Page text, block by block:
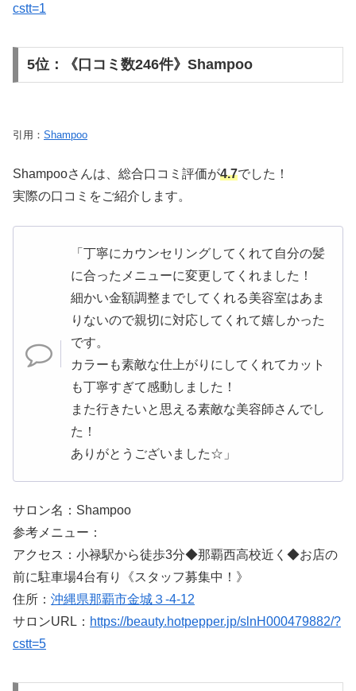
cstt=1
5位：《口コミ数246件》Shampoo
引用： Shampoo
Shampooさんは、総合口コミ評価が4.7でした！
実際の口コミをご紹介します。
「丁寧にカウンセリングしてくれて自分の髪
に合ったメニューに変更してくれました！
細かい金額調整までしてくれる美容室はあま
りないので親切に対応してくれて嬉しかった
です。
カラーも素敵な仕上がりにしてくれてカット
も丁寧すぎて感動しました！
また行きたいと思える素敵な美容師さんでし
た！
ありがとうございました☆」
サロン名：Shampoo
参考メニュー：
アクセス：小禄駅から徒歩3分◆那覇西高校近く◆お店の
前に駐車場4台有り《スタッフ募集中！》
住所： 沖縄県那覇市金城３-4-12
サロンURL： https://beauty.hotpepper.jp/slnH000479882/?
cstt=5